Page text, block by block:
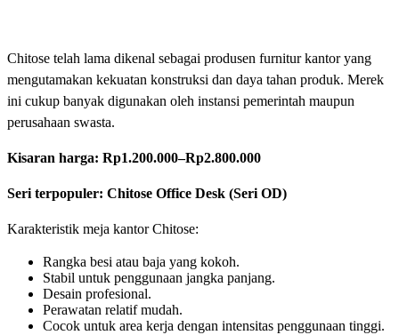
Chitose telah lama dikenal sebagai produsen furnitur kantor yang
mengutamakan kekuatan konstruksi dan daya tahan produk. Merek
ini cukup banyak digunakan oleh instansi pemerintah maupun
perusahaan swasta.
Kisaran harga: Rp1.200.000–Rp2.800.000
Seri terpopuler: Chitose Office Desk (Seri OD)
Karakteristik meja kantor Chitose:
Rangka besi atau baja yang kokoh.
Stabil untuk penggunaan jangka panjang.
Desain profesional.
Perawatan relatif mudah.
Cocok untuk area kerja dengan intensitas penggunaan tinggi.